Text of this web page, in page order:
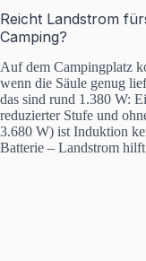
Reicht Landstrom
Camping?
Auf dem Campingplatz
wenn die Säule genug
das sind rund 1.380 W:
reduzierter Stufe und
3.680 W) ist Induktion
Batterie – Landstrom